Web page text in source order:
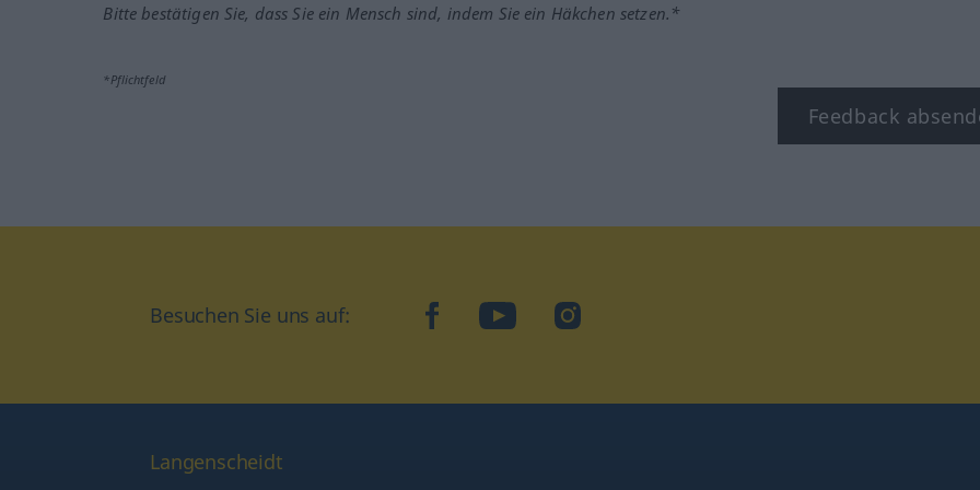
Bitte bestätigen Sie, dass Sie ein Mensch sind, indem Sie ein Häkchen setzen.*
*Pflichtfeld
Feedback
Besuchen Sie uns auf: facebookYouTubeInstagram
Langenscheidt